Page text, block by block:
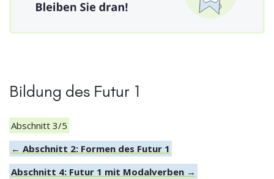
Bildung des Futur 1
Abschnitt 3/5
← Abschnitt 2: Formen des Futur 1
Abschnitt 4: Futur 1 mit Modalverben →